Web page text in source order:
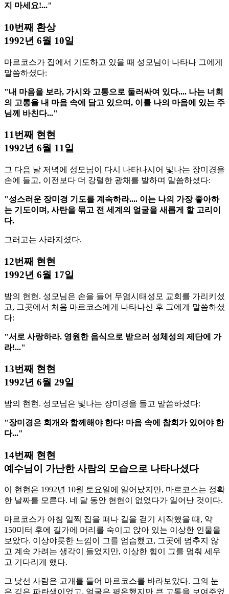
지 마세요!..."
10번째 환상
1992년 6월 10일
마르코스가 집에서 기도하고 있을 때 성모님이 나타나 그에게
말씀하셨다:
"내 마음을 보라, 가시와 고통으로 둘러싸여 있다.... 나는 너희
의 고통을 내 마음 속에 담고 있으며, 이를 나의 마음에 있는 주
님께 바친다..."
11번째 현현
1992년 6월 11일
그 다음 날 저녁에 성모님이 다시 나타나시어 빛나는 장미경을
손에 들고, 이전보다 더 강렬한 광채를 발하며 말씀하셨다:
"성스러운 장미경 기도를 계속하라.... 이는 나의 가장 좋아하
는 기도이며, 사탄을 묶고 전 세계의 얼굴을 새롭게 할 고리이
다.
그러고는 사라지셨다.
12번째 현현
1992년 6월 17일
밤의 현현. 성모님은 손을 들어 무염시태성모 교회를 가리키셨
고, 그곳에서 처음 마르코스에게 나타나신 후 그에게 말씀하셨
다:
"서로 사랑하라. 영원한 음식으로 받으러 성체성의 제단에 가
라!..."
13번째 현현
1992년 6월 29일
밤의 현현. 성모님은 빛나는 장미경을 들고 말씀하셨다:
"장미경은 회개와 함께해야 한다! 마음 속에 참회가 있어야 한
다..."
14번째 현현
예수님이 가난한 사람의 모습으로 나타나셨다
이 현현은 1992년 10월 토요일에 일어났지만, 마르코스는 정확
한 날짜를 모른다. 네 달 동안 현현이 없었다가 일어난 것이다.
마르코스가 아침 일찍 집을 떠나 길을 걷기 시작했을 때, 약
150미터 후에 길가에 머리를 숙이고 앉아 있는 이상한 인물을
보았다. 이상야릇한 느낌이 그를 엄습했고, 그곳에 멈추지 않
고 계속 가려는 생각이 들었지만, 이상한 힘이 그를 멈춰 세우
고 기다리게 했다.
그 낯선 사람은 고개를 들어 마르코스를 바라보았다. 그의 눈
은 깊은 파란색이었고, 얼굴은 평온했지만 큰 고통을 보여주었